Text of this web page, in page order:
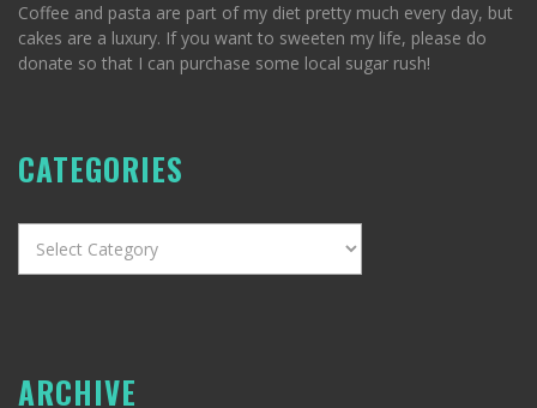
Coffee and pasta are part of my diet pretty much every day, but
cakes are a luxury. If you want to sweeten my life, please do
donate so that I can purchase some local sugar rush!
CATEGORIES
ARCHIVE